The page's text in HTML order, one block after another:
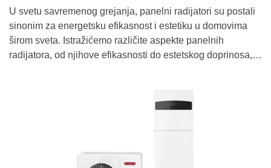
U svetu savremenog grejanja, panelni radijatori su postali
sinonim za energetsku efikasnost i estetiku u domovima
širom sveta. Istražićemo različite aspekte panelnih
radijatora, od njihove efikasnosti do estetskog doprinosa,
Funkcionišu?Panelni radijatori koriste princip konvekcije i
zračenja za zagrevanje prostorije. Voda […]